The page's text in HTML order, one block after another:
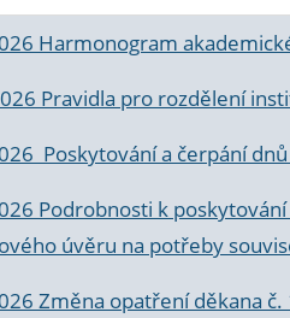
Harmonogram
Pravidla pro rozdělení
Poskytování a čerpání
Podrobnosti k
úvěru na potřeby
Změna opatření děkana